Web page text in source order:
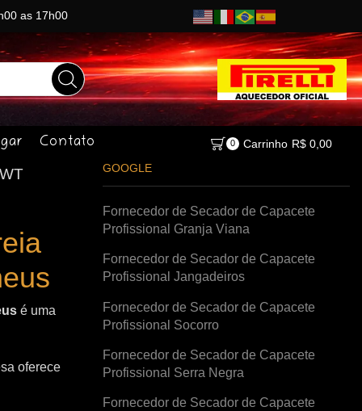
as 17h00
Contato 0 Carrinho R$0,00
é uma
oferece
GOOGLE
Fornecedor de Secador de Capacete
Profissional Granja Viana
Fornecedor de Secador de Capacete
Profissional Jangadeiros
Fornecedor de Secador de Capacete
Profissional Socorro
Fornecedor de Secador de Capacete
Profissional Serra Negra
Fornecedor de Secador de Capacete